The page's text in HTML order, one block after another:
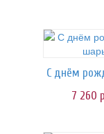
7 260